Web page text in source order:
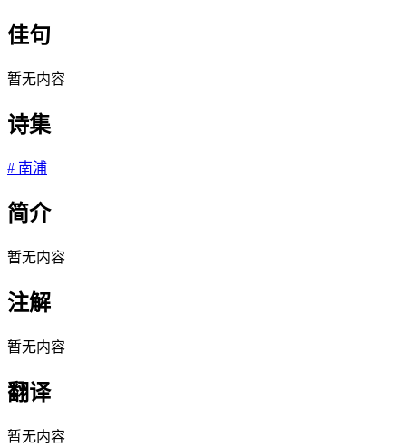
佳句
暂无内容
诗集
# 南浦
简介
暂无内容
注解
暂无内容
翻译
暂无内容